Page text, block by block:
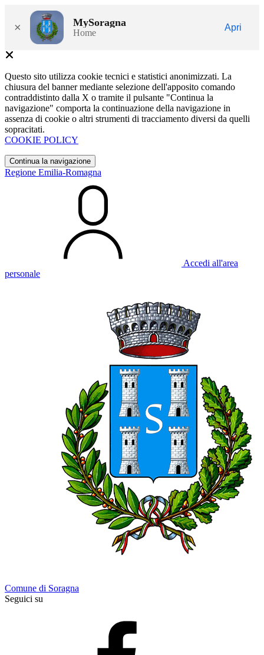
× MySoragna
Home
Apri
Questo sito utilizza cookie tecnici e statistici anonimizzati. La
chiusura del banner mediante selezione dell'apposito comando
contraddistinto dalla X o tramite il pulsante "Continua la
navigazione" comporta la continuazione della navigazione in
assenza di cookie o altri strumenti di tracciamento diversi da quelli
sopracitati.
COOKIE POLICY
Continua la navigazione
Regione Emilia-Romagna
Accedi all'area
personale
Comune di Soragna
Seguici su